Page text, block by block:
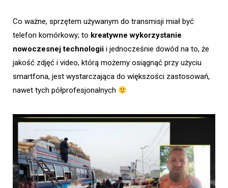
Co ważne, sprzętem używanym do transmisji miał być
telefon komórkowy; to kreatywne wykorzystanie
nowoczesnej technologii i jednocześnie dowód na to, że
jakość zdjęć i video, którą możemy osiągnąć przy użyciu
smartfona, jest wystarczająca do większości zastosowań,
nawet tych półprofesjonalnych